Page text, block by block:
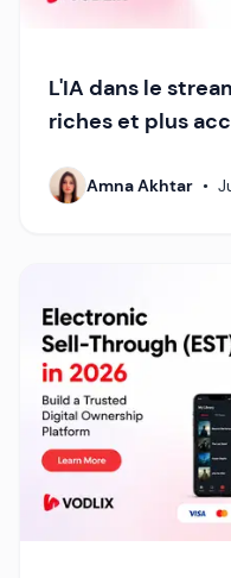
L'IA dans le
riches et plus
Amna Akhtar •